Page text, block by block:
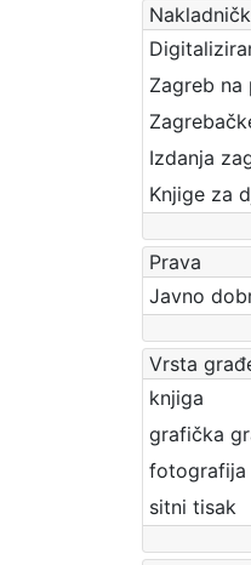
Knjige za
Prava
Javno
Vrsta
knjiga
grafička
fotografija
sitni tisak